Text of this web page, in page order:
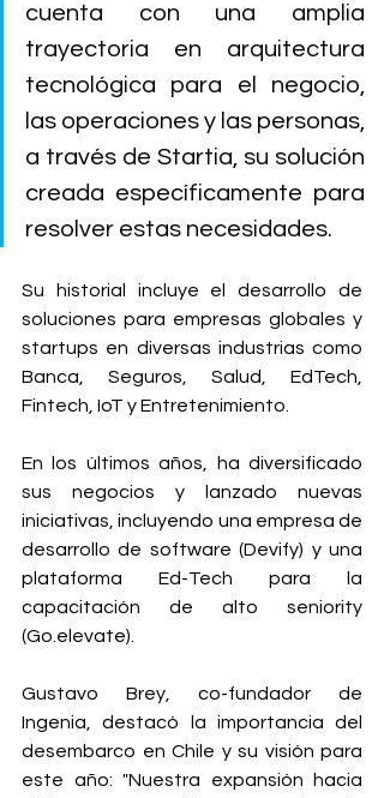
cuenta con una amplia
trayectoria en arquitectura
tecnológica para el negocio,
las operaciones y las personas,
a través de Startia, su solución
creada específicamente para
resolver estas necesidades.
Su historial incluye el desarrollo de
soluciones para empresas globales y
startups en diversas industrias como
Banca, Seguros, Salud, EdTech,
Fintech, IoT y Entretenimiento.
En los últimos años, ha diversificado
sus negocios y lanzado nuevas
iniciativas, incluyendo una empresa de
desarrollo de software (Devify) y una
plataforma Ed-Tech para la
capacitación de alto seniority
(Go.elevate).
Gustavo Brey, co-fundador de
Ingenia, destacó la importancia del
desembarco en Chile y su visión para
este año: "Nuestra expansión hacia